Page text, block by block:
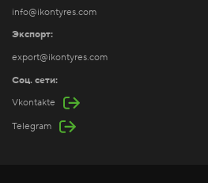
info@ikontyres.com
Экспорт:
export@ikontyres.com
Соц. сети:
Vkontakte
Telegram